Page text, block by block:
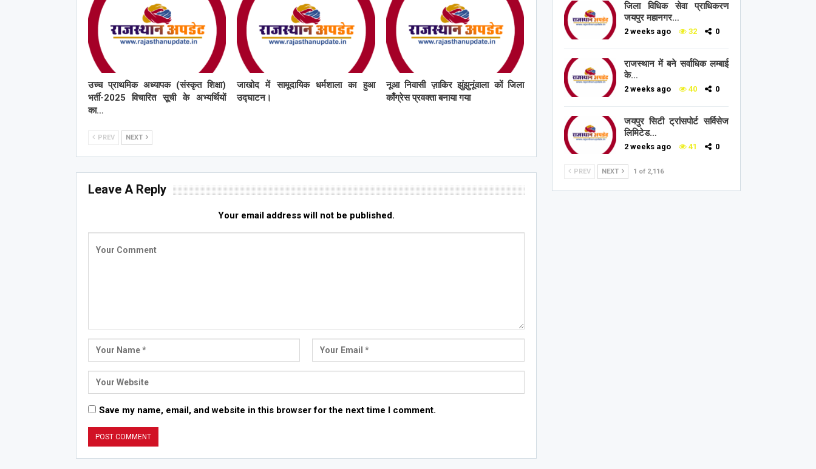
उच्च प्राथमिक अध्यापक (संस्कृत शिक्षा)
भर्ती-2025 विचारित सूची के अभ्यर्थियों
का…
जाखोद में सामूदायिक धर्मशाला का हुआ
उद्घाटन।
नूआ निवासी ज़ाकिर झुंझुनूंवाला कों जिला
काँग्रेस प्रवक्ता बनाया गया
PREV NEXT
Leave A Reply
Your email address will not be published.
Save my name, email, and website in this browser for the next time I comment.
जिला विधिक सेवा प्राधिकरण
जयपुर महानगर…
2 weeks ago 32 0
राजस्थान में बने सर्वाधिक लम्बाई
के…
2 weeks ago 40 0
जयपुर सिटी ट्रांसपोर्ट सर्विसेज
लिमिटेड…
2 weeks ago 41 0
PREV NEXT 1 of 2,116